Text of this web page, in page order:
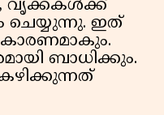
വൃക്കകൾക്ക്
ചെയ്യുന്നു. ഇത്
കാരണമാകും.
ബാധിക്കും.